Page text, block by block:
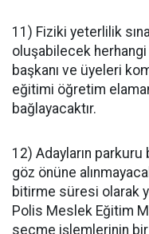
11) Fiziki yeterlilik
oluşabilecek
başkanı ve üyeleri
eğitimi öğretim
bağlayacaktır.
12) Adayların
göz önüne
bitirme süresi olarak
Polis Meslek Eğitim
seçme işlemlerinin